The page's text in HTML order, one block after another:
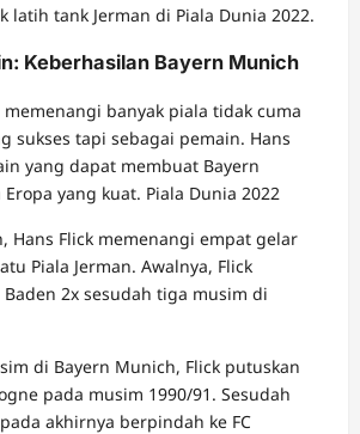
latih tank Jerman di Piala Dunia 2022.
Keberhasilan Bayern Munich
memenangi banyak piala tidak cuma
sukses tapi sebagai pemain. Hans
yang dapat membuat Bayern
yang kuat. Piala Dunia 2022
Hans Flick memenangi empat gelar
Piala Jerman. Awalnya, Flick
2x sesudah tiga musim di
di Bayern Munich, Flick putuskan
pada musim 1990/91. Sesudah
akhirnya berpindah ke FC